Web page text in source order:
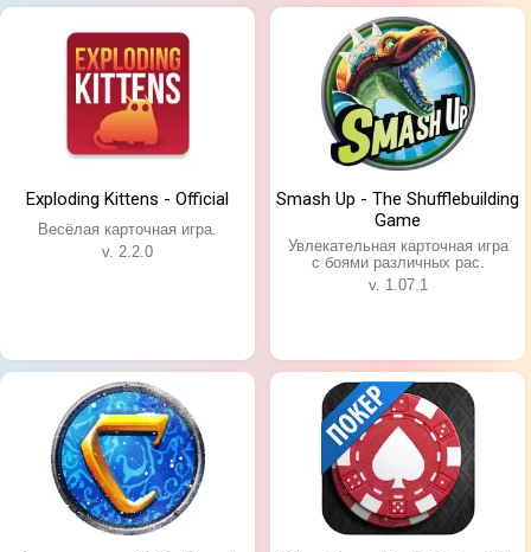
Exploding Kittens - Official
Весёлая карточная игра.
v. 2.2.0
Smash Up - The Shufflebuilding
Game
Увлекательная карточная игра
с боями различных рас.
v. 1.07.1